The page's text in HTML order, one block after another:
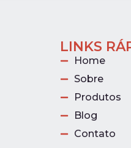
LINKS
Home
Sobre
Produtos
Blog
Contato